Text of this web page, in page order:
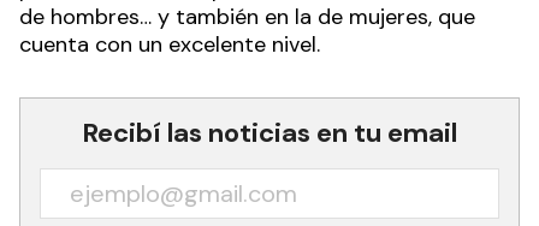
de hombres… y también en la de mujeres, que
cuenta con un excelente nivel.
Recibí las noticias en tu email